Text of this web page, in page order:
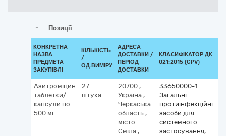
- Позиції
КОНКРЕТНА
НАЗВА
ПРЕДМЕТА
ЗАКУПІВЛІ
КІЛЬКІСТЬ
/
ОД.ВИМІРУ
АДРЕСА
ДОСТАВКИ /
ПЕРІОД
ДОСТАВКИ
КЛАСИФІКАТОР ДК
021:2015 (CPV)
Азитроміцин
таблетки/
капсули по
500 мг
27
штука
20700 ,
Україна ,
Черкаська
область ,
місто
Сміла ,
33650000-1
Загальні
протиінфекційні
засоби для
системного
застосування,